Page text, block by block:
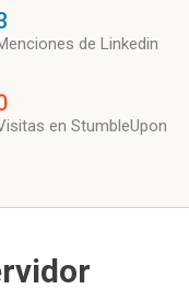
de Linkedin
en StumbleUpon